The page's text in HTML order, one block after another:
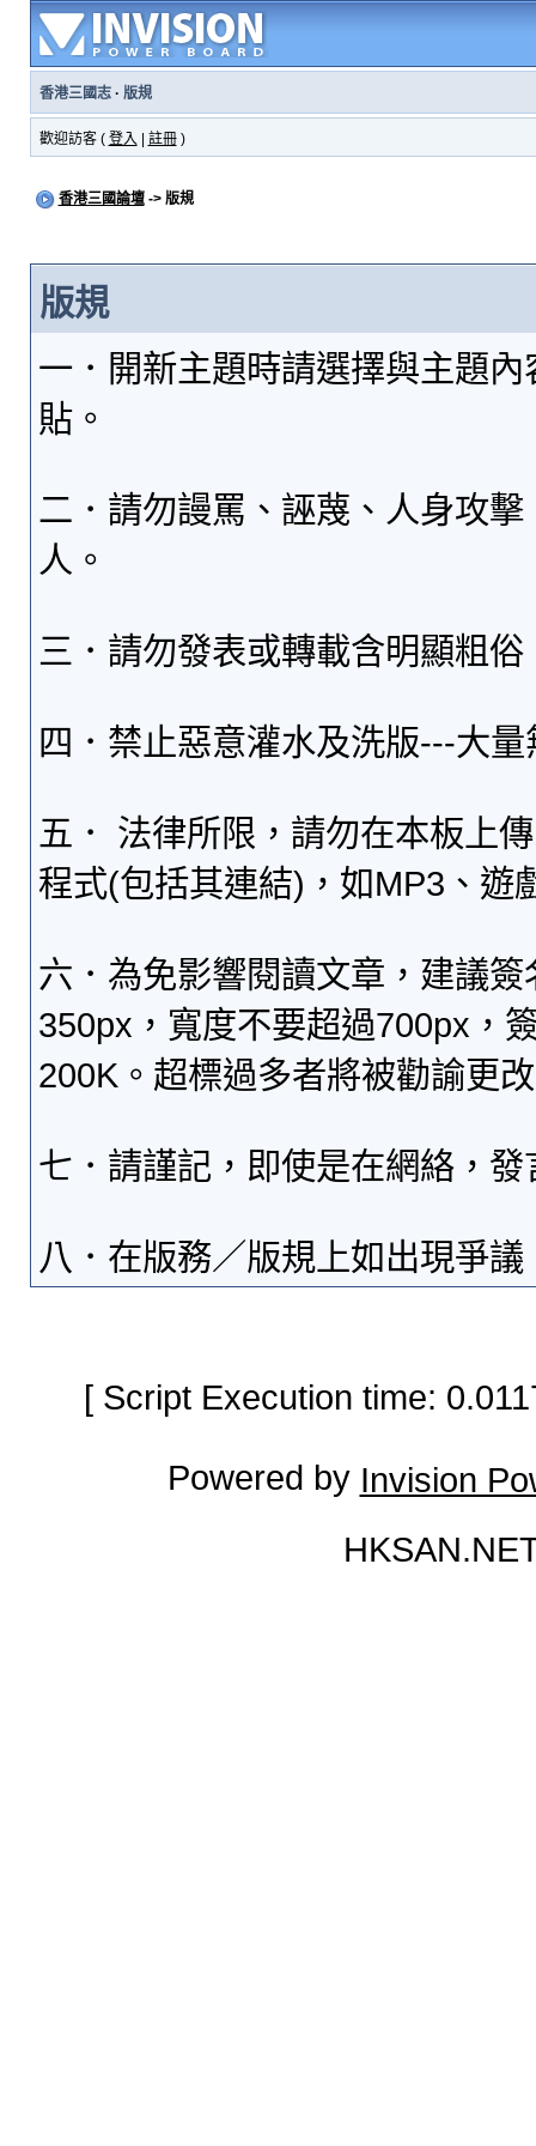
香港三國志· 版規
歡迎訪客 ( 登入 註冊)
香港三國論壇-> 版規
版規
一．開新主題時請選擇與主題
貼。
二．請勿謾罵、誣蔑、人身攻
人。
三．請勿發表或轉載含明顯粗
四．禁止惡意灌水及洗版---大
五． 法律所限，請勿在本板上
程式(包括其連結)，如MP3、遊
六．為免影響閱讀文章，建議
350px，寬度不要超過700px，
200K。超標過多者將被勸諭更
七．請謹記，即使是在網絡，
八．在版務／版規上如出現爭
[ Script Execution time:
Powered by Invision